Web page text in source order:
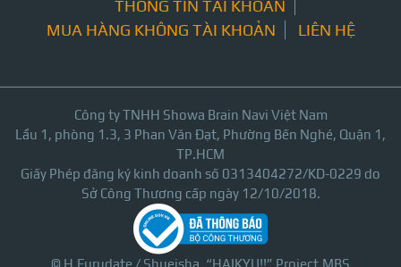
THÔNG TIN TÀI KHOẢN
MUA HÀNG KHÔNG TÀI KHOẢN
LIÊN HỆ
Công ty TNHH Showa Brain Navi Việt Nam
Lầu 1, phòng 1.3, 3 Phan Văn Đạt, Phường Bến Nghé, Quận 1,
TP.HCM
Giấy Phép đăng ký kinh doanh số 0313404272/KD-0229 do
Sở Công Thương cấp ngày 12/10/2018.
© H.Furudate / Shueisha, “HAIKYU!!” Project,MBS